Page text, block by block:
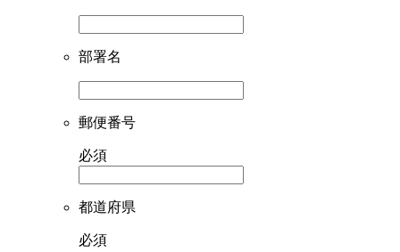
部署名
郵便番号
必須
都道府県
必須